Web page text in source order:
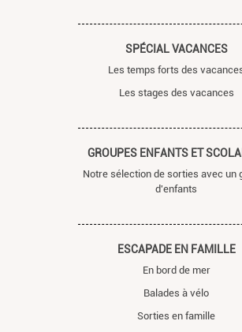
SPÉCIAL VACANCES
Les temps forts des
Les stages des vacances
GROUPES ENFANTS ET
Notre sélection de sorties avec un
d'enfants
ESCAPADE EN FAMILLE
En bord de mer
Balades à vélo
Sorties en famille